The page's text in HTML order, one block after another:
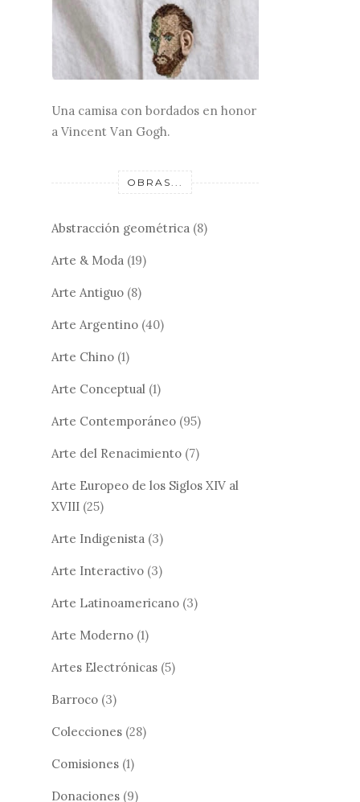
Una camisa con bordados en honor
a Vincent Van Gogh.
OBRAS...
Abstracción geométrica (8)
Arte & Moda (19)
Arte Antiguo (8)
Arte Argentino (40)
Arte Chino (1)
Arte Conceptual (1)
Arte Contemporáneo (95)
Arte del Renacimiento (7)
Arte Europeo de los Siglos XIV al
XVIII (25)
Arte Indigenista (3)
Arte Interactivo (3)
Arte Latinoamericano (3)
Arte Moderno (1)
Artes Electrónicas (5)
Barroco (3)
Colecciones (28)
Comisiones (1)
Donaciones (9)